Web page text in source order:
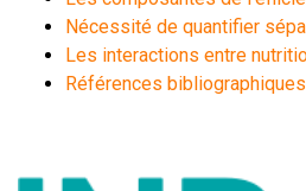
Nécessité de quantifier
Les interactions entre
Références bibliographiques